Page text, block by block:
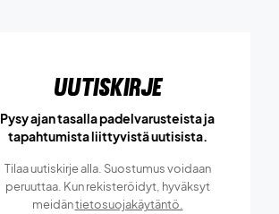
Uutiskirje
Pysy ajan tasalla padelvarusteista ja
tapahtumista liittyvistä uutisista.
Tilaa uutiskirje alla. Suostumus voidaan
peruuttaa. Kun rekisteröidyt, hyväksyt
meidäntietosuojakäytäntö.